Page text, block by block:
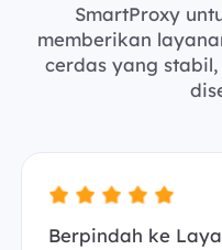
SmartProxy
memberikan
cerdas yang
Berpindah ke